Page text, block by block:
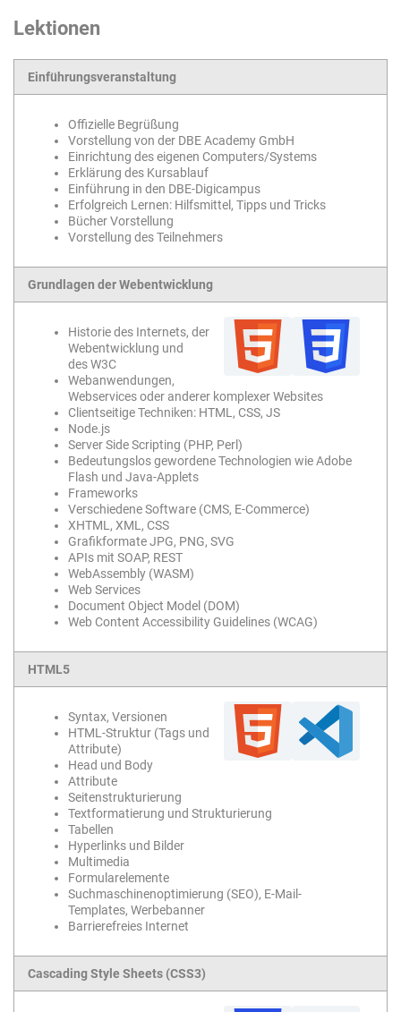
Lektionen
Einführungsveranstaltung
Offizielle Begrüßung
Vorstellung von der DBE Academy GmbH
Einrichtung des eigenen Computers/Systems
Erklärung des Kursablauf
Einführung in den DBE-Digicampus
Erfolgreich Lernen: Hilfsmittel, Tipps und Tricks
Bücher Vorstellung
Vorstellung des Teilnehmers
Grundlagen der Webentwicklung
Historie des Internets, der
Webentwicklung und
des W3C
Webanwendungen,
Webservices oder anderer komplexer Websites
Clientseitige Techniken: HTML, CSS, JS
Node.js
Server Side Scripting (PHP, Perl)
Bedeutungslos gewordene Technologien wie Adobe
Flash und Java-Applets
Frameworks
Verschiedene Software (CMS, E-Commerce)
XHTML, XML, CSS
Grafikformate JPG, PNG, SVG
APIs mit SOAP, REST
WebAssembly (WASM)
Web Services
Document Object Model (DOM)
Web Content Accessibility Guidelines (WCAG)
HTML5
Syntax, Versionen
HTML-Struktur (Tags und
Attribute)
Head und Body
Attribute
Seitenstrukturierung
Textformatierung und Strukturierung
Tabellen
Hyperlinks und Bilder
Multimedia
Formularelemente
Suchmaschinenoptimierung (SEO), E-Mail-
Templates, Werbebanner
Barrierefreies Internet
Cascading Style Sheets (CSS3)